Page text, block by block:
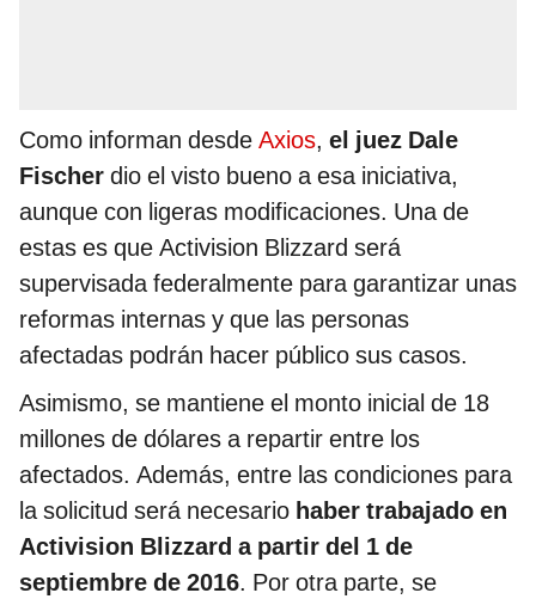
Como informan desde Axios, el juez Dale
Fischer dio el visto bueno a esa iniciativa,
aunque con ligeras modificaciones. Una de
estas es que Activision Blizzard será
supervisada federalmente para garantizar unas
reformas internas y que las personas
afectadas podrán hacer público sus casos.
Asimismo, se mantiene el monto inicial de 18
millones de dólares a repartir entre los
afectados. Además, entre las condiciones para
la solicitud será necesario haber trabajado en
Activision Blizzard a partir del 1 de
septiembre de 2016. Por otra parte, se